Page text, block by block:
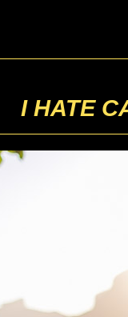
I HATE